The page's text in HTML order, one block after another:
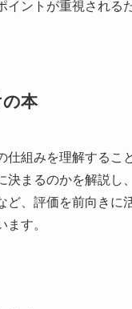
ントが重視される
本
組みを理解するこ
まるのかを解説し
、評価を前向きに
す。